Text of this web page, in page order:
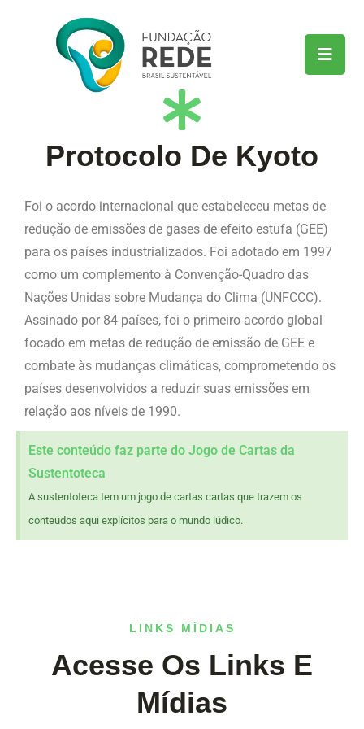
Protocolo De Kyoto
Foi o acordo internacional que estabeleceu metas de
redução de emissões de gases de efeito estufa (GEE)
para os países industrializados. Foi adotado em 1997
como um complemento à Convenção-Quadro das
Nações Unidas sobre Mudança do Clima (UNFCCC).
Assinado por 84 países, foi o primeiro acordo global
focado em metas de redução de emissão de GEE e
combate às mudanças climáticas, comprometendo os
países desenvolvidos a reduzir suas emissões em
relação aos níveis de 1990.
Este conteúdo faz parte do Jogo de Cartas da
Sustentoteca
A sustentoteca tem um jogo de cartas cartas que trazem os
conteúdos aqui explícitos para o mundo lúdico.
LINKS MÍDIAS
Acesse Os Links E
Mídias